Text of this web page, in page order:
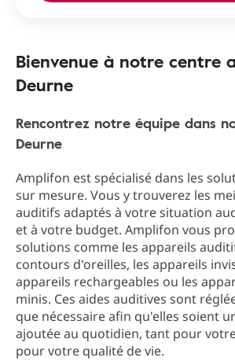
Bienvenue à notre centre
Deurne
Rencontrez notre équipe dans
Deurne
Amplifon est spécialisé dans les
sur mesure. Vous y trouverez les
auditifs adaptés à votre situation
et à votre budget. Amplifon vous
solutions comme les appareils
contours d'oreilles, les appareils
appareils rechargeables ou les
minis. Ces aides auditives sont
que nécessaire afin qu'elles soient
ajoutée au quotidien, tant pour
pour votre qualité de vie.